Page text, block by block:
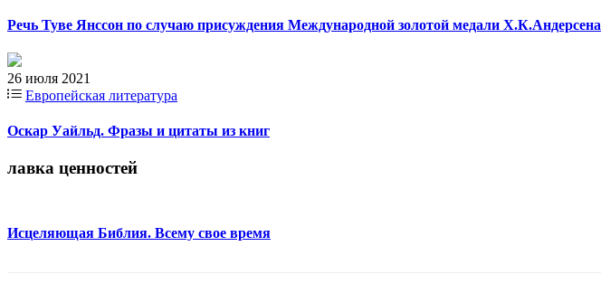
Речь Туве Янссон по случаю присуждения Международной золотой медали Х.К.Андерсена
26 июля 2021
Европейская литература
Оскар Уайльд. Фразы и цитаты из книг
лавка ценностей
Исцеляющая Библия. Всему свое время